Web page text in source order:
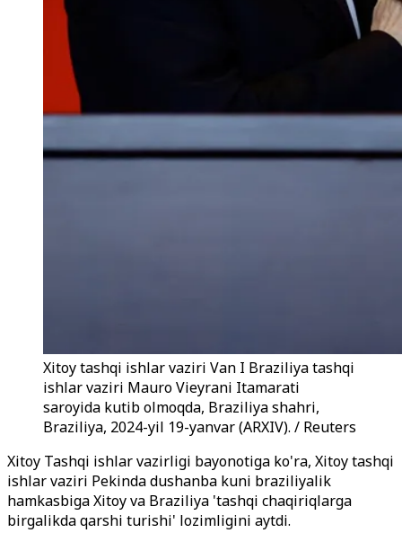
Xitoy tashqi ishlar vaziri Van I Braziliya tashqi
ishlar vaziri Mauro Vieyrani Itamarati
saroyida kutib olmoqda, Braziliya shahri,
Braziliya, 2024-yil 19-yanvar (ARXIV). / Reuters
Xitoy Tashqi ishlar vazirligi bayonotiga ko'ra, Xitoy tashqi
ishlar vaziri Pekinda dushanba kuni braziliyalik
hamkasbiga Xitoy va Braziliya 'tashqi chaqiriqlarga
birgalikda qarshi turishi' lozimligini aytdi.